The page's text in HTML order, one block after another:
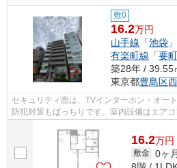
敷0
16.2万円
山手線 「池袋
有楽町線 「要町
築28年 / 39.55
東京都豊島区
セキュリティ面は、TVインターホン・オー
防犯対策もばっちりです。室内設備はエア
16.2万円
敷金 0ヶ月